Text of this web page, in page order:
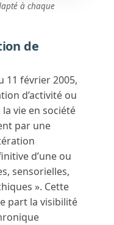
à chaque
de
11 février 2005,
d’activité ou
vie en société
par une
d’une ou
sensorielles,
». Cette
part la visibilité